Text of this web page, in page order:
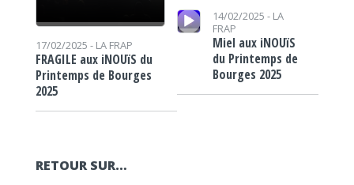
17/02/2025 - LA FRAP
FRAGILE aux iNOUïS du
Printemps de Bourges
2025
Lecteur audio
14/02/2025 - LA
FRAP
Miel aux iNOUïS
du Printemps de
Bourges 2025
RETOUR SUR…